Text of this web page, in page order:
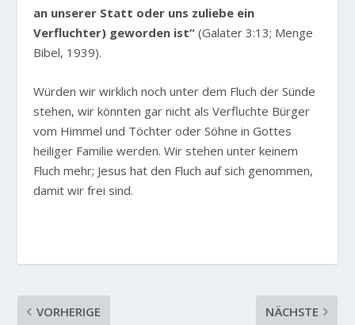
an unserer Statt oder uns zuliebe ein
Verfluchter) geworden ist“ (Galater 3:13; Menge
Bibel, 1939).
Würden wir wirklich noch unter dem Fluch der Sünde
stehen, wir könnten gar nicht als Verfluchte Bürger
vom Himmel und Töchter oder Söhne in Gottes
heiliger Familie werden. Wir stehen unter keinem
Fluch mehr; Jesus hat den Fluch auf sich genommen,
damit wir frei sind.
VORHERIGE NÄCHSTE